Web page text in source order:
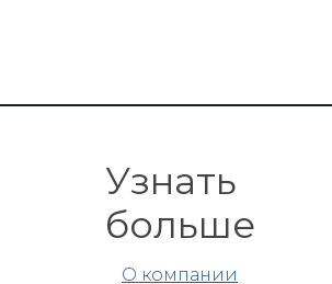
Узнать
больше
О компании